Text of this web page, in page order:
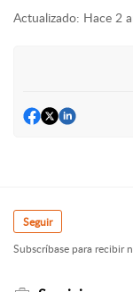
Actualizado: Hace 2
Seguir
Subscríbase para recibir